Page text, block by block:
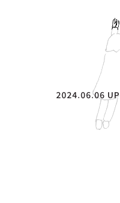
2024.06.06 UP